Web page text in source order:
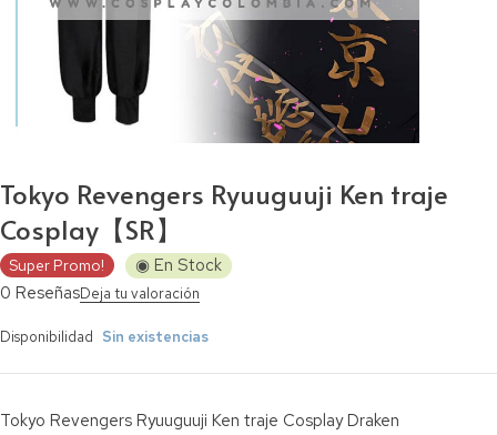
Tokyo Revengers Ryuuguuji Ken traje
Cosplay【SR】
Super Promo!
◉ En Stock
0 ReseñasDeja tu valoración
Disponibilidad Sin existencias
Tokyo Revengers Ryuuguuji Ken traje Cosplay Draken